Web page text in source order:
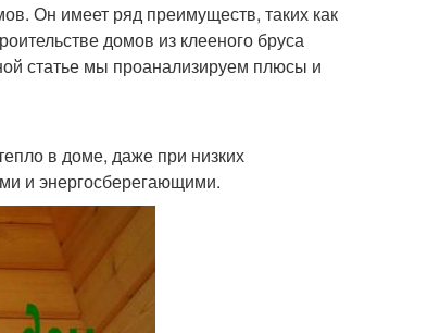
Он имеет ряд преимуществ, таких как
домов из клееного бруса
статье мы проанализируем плюсы и
в доме, даже при низких
и энергосберегающими.